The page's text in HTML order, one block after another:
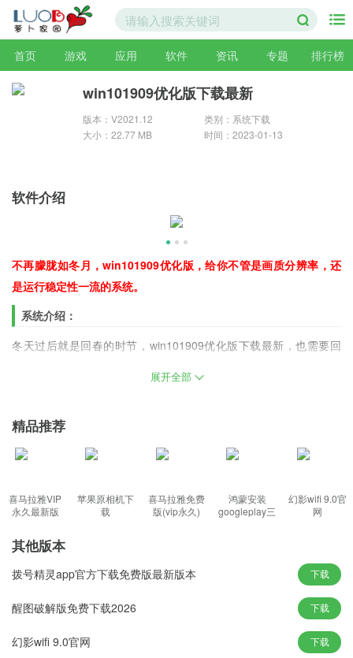
首页 游戏 应用 软件 资讯 专题 排行榜
win101909优化版下载最新
版本：V2021.12
类别：系统下载
大小：22.77 MB
时间：2023-01-13
软件介绍
不再朦胧如冬月，win101909优化版，给你不管是画质分辨率，还
是运行稳定性一流的系统。
系统介绍：
冬天过后就是回春的时节，win101909优化版下载最新，也需要回
和安全，这就是全新系统的特性所在，远程保护你的电脑使用和网
丰富内容：
率，操作系统还有常用的分区工具等，安装过程中智能清除各分区
备上以所有模式完美呈现，安装过程中自动激活系统，使用凭据管
理器控制面板还原凭据。
1、可以快速解决用户的使用问题，几乎所有驱动能自动识别并安装
好，不同硬件型号计算机测试安装，开机自动启动Windows Defend
展开全部
精品推荐
喜马拉雅VIP
永久最新版
苹果原相机下
载
喜马拉雅免费
版(vip永久)
鸿蒙安装
googleplay三
幻影wifi 9.0官
网
其他版本
拨号精灵app官方下载免费版最新版本 下载
醒图破解版免费下载2026 下载
幻影wifi 9.0官网 下载